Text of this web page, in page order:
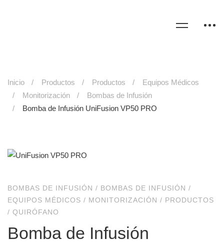
Inicio Productos Productos
Equipos Médicos
Monitorización
Bombas de Infusión
Bomba de Infusión UniFusion VP50 PRO
BOMBAS DE INFUSIÓN / BOMBAS DE INFUSIÓN /
EQUIPOS MÉDICOS / MONITORIZACIÓN / PRODUCTOS
/ QUIRÓFANO
Bomba de Infusión